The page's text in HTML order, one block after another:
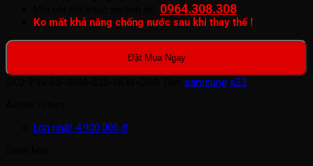
0964.308.308
Ko mất khả năng chống nước sau khi thay thế !
Đặt Mua Ngay
samsung s23
Lớn nhất 4.900.000 ₫